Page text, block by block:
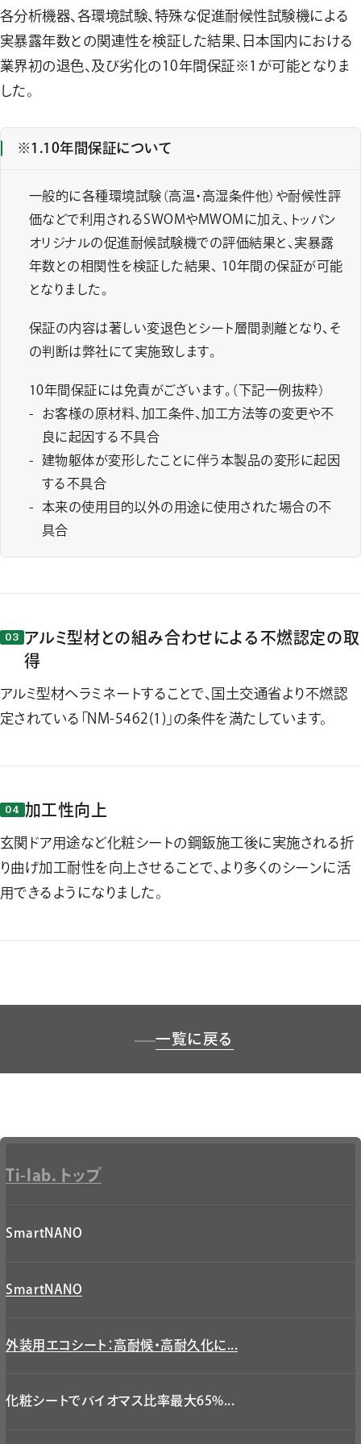
各分析機器、各環境試験、特殊な促進耐候性試験機による
実暴露年数との関連性を検証した結果、日本国内における
業界初の退色、及び劣化の10年間保証※1が可能となりま
した。
10年間保証について
一般的に各種環境試験（高温・高湿条件他）や耐候性評
価などで利用されるSWOMやMWOMに加え、トッパン
オリジナルの促進耐候試験機での評価結果と、実暴露
年数との相関性を検証した結果、 10年間の保証が可能
となりました。
保証の内容は著しい変退色とシート層間剥離となり、そ
の判断は弊社にて実施致します。
10年間保証には免責がございます。（下記一例抜粋）
お客様の原材料、加工条件、加工方法等の変更や不
良に起因する不具合
建物躯体が変形したことに伴う本製品の変形に起因
する不具合
本来の使用目的以外の用途に使用された場合の不
具合
アルミ型材との組み合わせによる不燃認定の取
得
アルミ型材へラミネートすることで、国土交通省より不燃認
定されている「NM-5462(1)」の条件を満たしています。
加工性向上
玄関ドア用途など化粧シートの鋼鈑施工後に実施される折
り曲げ加工耐性を向上させることで、より多くのシーンに活
用できるようになりました。
一覧に戻る
Ti-lab. トップ
SmartNANO
SmartNANO
外装用エコシート：高耐候・高耐久化に...
化粧シートでバイオマス比率最大65%...